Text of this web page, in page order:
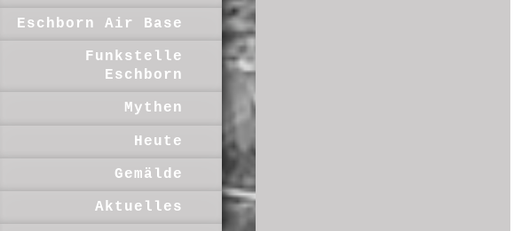
Eschborn Air Base
Funkstelle
Eschborn
Mythen
Heute
Gemälde
Aktuelles